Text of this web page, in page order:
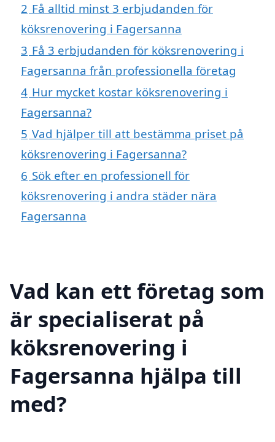
2 Få alltid minst 3 erbjudanden för
köksrenovering i Fagersanna
3 Få 3 erbjudanden för köksrenovering i
Fagersanna från professionella företag
4 Hur mycket kostar köksrenovering i
Fagersanna?
5 Vad hjälper till att bestämma priset på
köksrenovering i Fagersanna?
6 Sök efter en professionell för
köksrenovering i andra städer nära
Fagersanna
Vad kan ett företag som
är specialiserat på
köksrenovering i
Fagersanna hjälpa till
med?